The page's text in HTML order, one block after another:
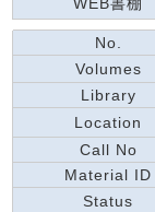
No.
Volumes
Library
Location
Call No
Material ID
Status